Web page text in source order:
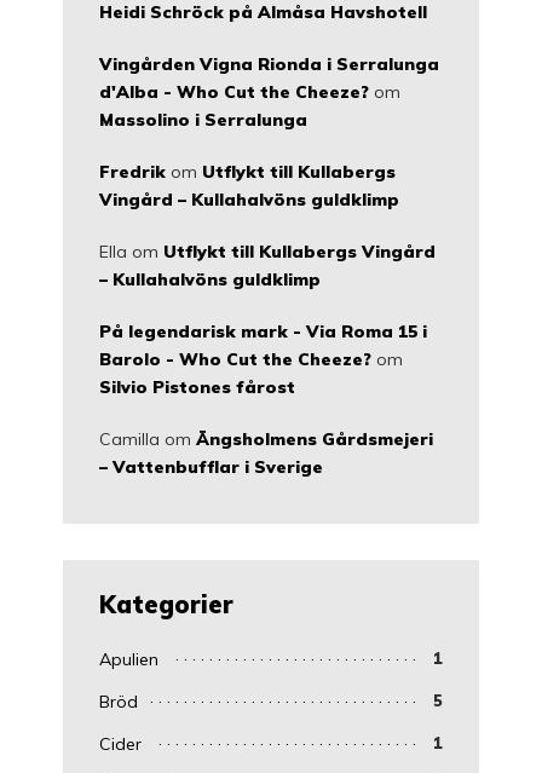
Heidi Schröck på Almåsa Havshotell
Vingården Vigna Rionda i Serralunga
d'Alba - Who Cut the Cheeze? om
Massolino i Serralunga
Fredrik om Utflykt till Kullabergs
Vingård – Kullahalvöns guldklimp
Ella om Utflykt till Kullabergs Vingård
– Kullahalvöns guldklimp
På legendarisk mark - Via Roma 15 i
Barolo - Who Cut the Cheeze? om
Silvio Pistones fårost
Camilla om Ängsholmens Gårdsmejeri
– Vattenbufflar i Sverige
Kategorier
Apulien 1
Bröd 5
Cider 1